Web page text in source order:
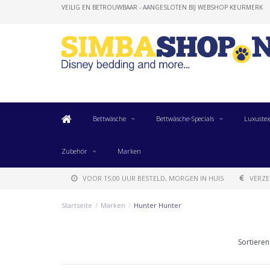
VEILIG EN BETROUWBAAR - AANGESLOTEN BIJ WEBSHOP KEURMERK
Bettwäsche Bettwäsche-Specials
Zubehör Marken
VOOR 15:00 UUR BESTELD, MORGEN IN HUIS
Startseite / Marken / Hunter Hunter